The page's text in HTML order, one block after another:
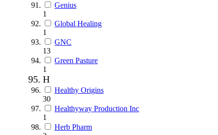
Genius
1
Global Healing
1
GNC
13
Green Pasture
1
H
Healthy Origins
30
Healthyway Production Inc
1
Herb Pharm